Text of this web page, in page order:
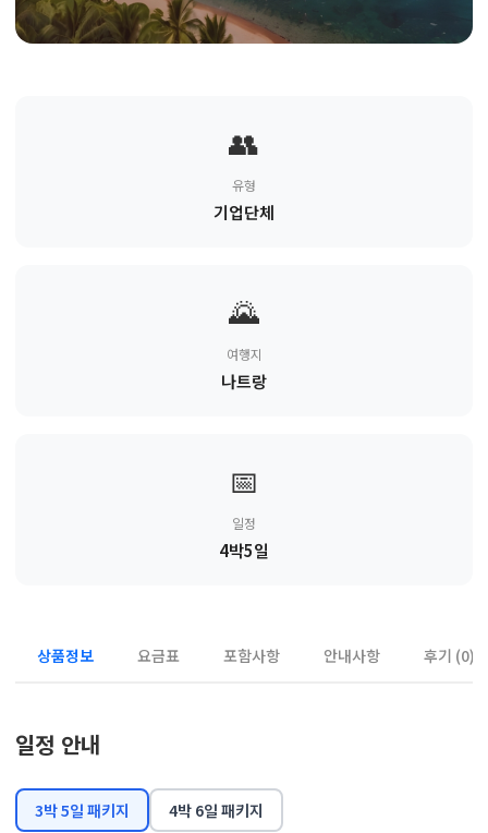
👥
유형
기업단체
🌄
여행지
나트랑
📅
일정
4박5일
상품정보 요금표 포함사항 안내사항 후기 (0)
일정 안내
3박 5일 패키지 4박 6일 패키지